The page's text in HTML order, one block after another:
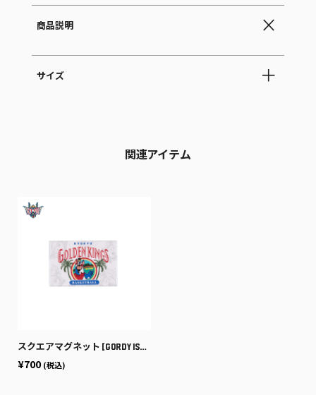
商品説明
サイズ
関連アイテム
スクエアマグネット [GORDY ISLAND]
¥700 (税込)